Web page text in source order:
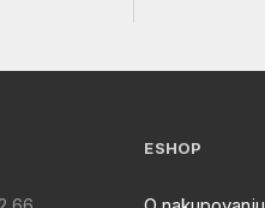
ESHOP